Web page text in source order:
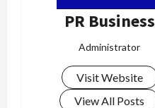
PR Business
Administrator
Visit Website
View All Posts